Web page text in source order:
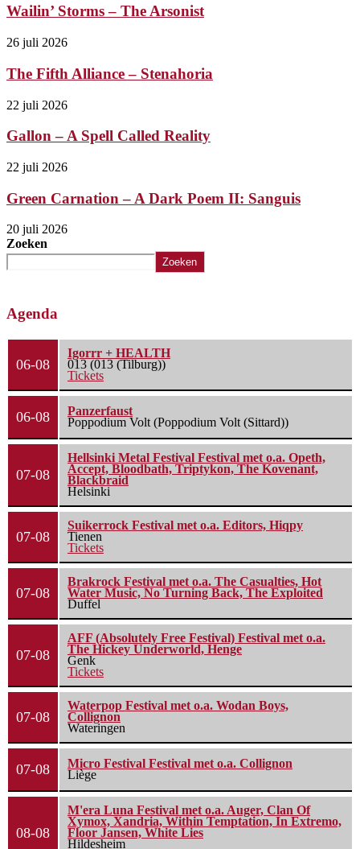
Wailin’ Storms – The Arsonist
26 juli 2026
The Fifth Alliance – Stenahoria
22 juli 2026
Gallon – A Spell Called Reality
22 juli 2026
Green Carnation – A Dark Poem II: Sanguis
20 juli 2026
Zoeken
Zoeken
Agenda
06-08
Igorrr + HEALTH
013 (013 (Tilburg))
Tickets
06-08
Panzerfaust
Poppodium Volt (Poppodium Volt (Sittard))
07-08
Hellsinki Metal Festival Festival met o.a. Opeth,
Accept, Bloodbath, Triptykon, The Kovenant,
Blackbraid
Helsinki
07-08
Suikerrock Festival met o.a. Editors, Hiqpy
Tienen
Tickets
07-08
Brakrock Festival met o.a. The Casualties, Hot
Water Music, No Turning Back, The Exploited
Duffel
07-08
AFF (Absolutely Free Festival) Festival met o.a.
The Hickey Underworld, Henge
Genk
Tickets
07-08
Waterpop Festival met o.a. Wodan Boys,
Collignon
Wateringen
07-08
Micro Festival Festival met o.a. Collignon
Liège
08-08
M'era Luna Festival met o.a. Auger, Clan Of
Xymox, Xandria, Within Temptation, In Extremo,
Floor Jansen, White Lies
Hildesheim